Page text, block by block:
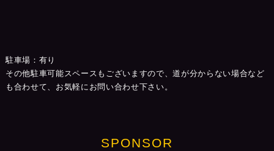
駐車場：有り
その他駐車可能スペースもございますので、道が分からない場合など
も合わせて、お気軽にお問い合わせ下さい。
SPONSOR